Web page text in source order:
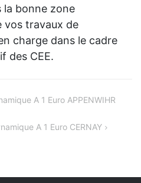
la bonne zone
vos travaux de
charge dans le cadre
des CEE.
A 1 Euro APPENWIHR
A 1 Euro CERNAY